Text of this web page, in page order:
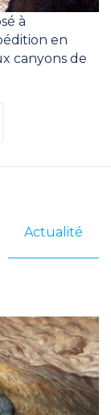
à
en
canyons de
Actualité